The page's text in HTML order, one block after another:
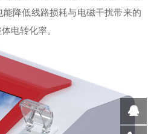
降低线路损耗与电磁干扰带来的
体电转化率。